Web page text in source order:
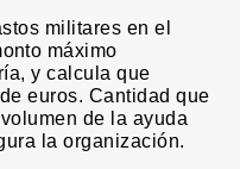
militares en el
máximo
y calcula que
euros. Cantidad que
de la ayuda
la organización.